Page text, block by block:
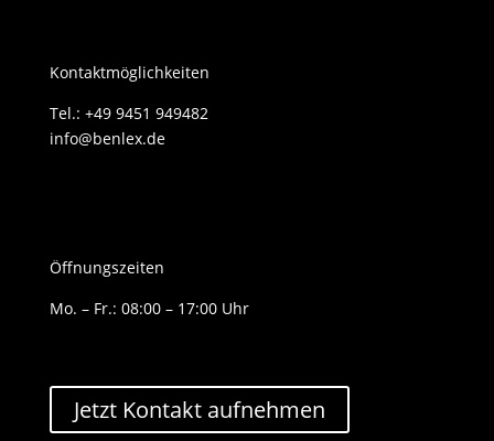
Kontaktmöglichkeiten
Tel.: +49 9451 949482
info@benlex.de
Öffnungszeiten
Mo. – Fr.: 08:00 – 17:00 Uhr
Jetzt Kontakt aufnehmen